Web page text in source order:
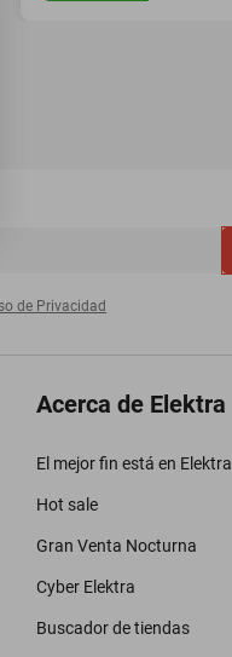
de Privacidad
Acerca de Elektra
El mejor fin está en Elektra
Hot sale
Gran Venta Nocturna
Cyber Elektra
Buscador de tiendas